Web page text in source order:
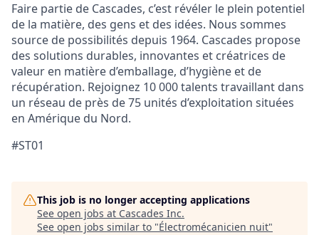
Faire partie de Cascades, c’est révéler le plein potentiel
de la matière, des gens et des idées. Nous sommes
source de possibilités depuis 1964. Cascades propose
des solutions durables, innovantes et créatrices de
valeur en matière d’emballage, d’hygiène et de
récupération. Rejoignez 10 000 talents travaillant dans
un réseau de près de 75 unités d’exploitation situées
en Amérique du Nord.
#ST01
This job is no longer accepting applications
See open jobs at Cascades Inc.
See open jobs similar to "Électromécanicien nuit"